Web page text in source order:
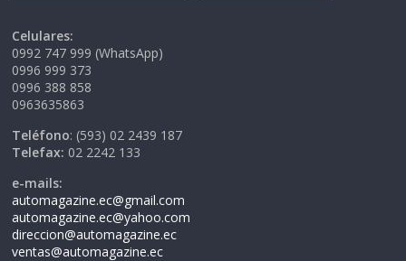
Celulares:
0992 747 999 (WhatsApp)
0996 999 373
0996 388 858
0963635863
Teléfono: (593) 02 2439 187
Telefax: 02 2242 133
e-mails:
automagazine.ec@gmail.com
automagazine.ec@yahoo.com
direccion@automagazine.ec
ventas@automagazine.ec